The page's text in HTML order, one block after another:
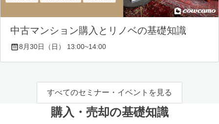
中古マンション購入とリノベの基礎知識
8月30日（日） 13:00~14:00
すべてのセミナー・イベントを見る
購入・売却の基礎知識